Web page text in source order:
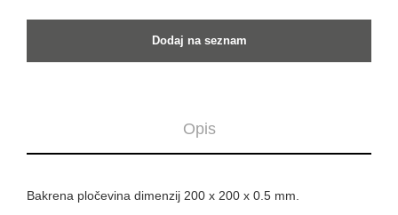
Dodaj na seznam
Opis
Bakrena pločevina dimenzij 200 x 200 x 0.5 mm.